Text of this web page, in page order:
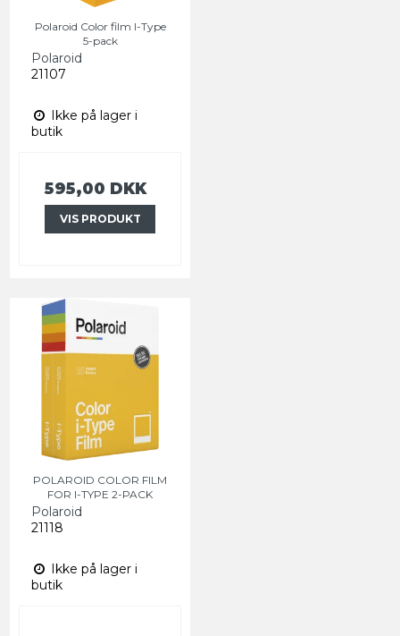
Polaroid Color film I-Type
5-pack
Polaroid
21107
Ikke på lager i
butik
595,00 DKK
VIS PRODUKT
POLAROID COLOR FILM
FOR I-TYPE 2-PACK
Polaroid
21118
Ikke på lager i
butik